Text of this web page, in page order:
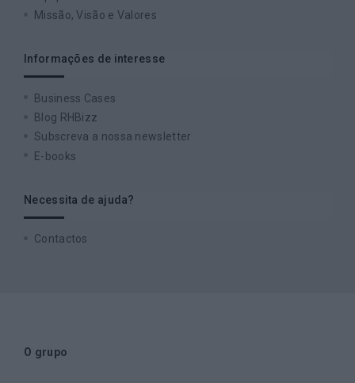
Missão, Visão e Valores
Informações de interesse
Business Cases
Blog RHBizz
Subscreva a nossa newsletter
E-books
Necessita de ajuda?
Contactos
O grupo